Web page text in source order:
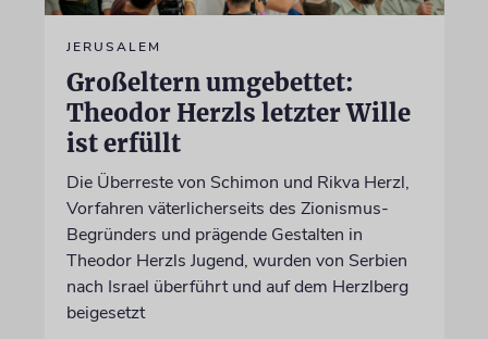
JERUSALEM
Großeltern umgebettet:
Theodor Herzls letzter Wille
ist erfüllt
Die Überreste von Schimon und Rikva Herzl,
Vorfahren väterlicherseits des Zionismus-
Begründers und prägende Gestalten in
Theodor Herzls Jugend, wurden von Serbien
nach Israel überführt und auf dem Herzlberg
beigesetzt